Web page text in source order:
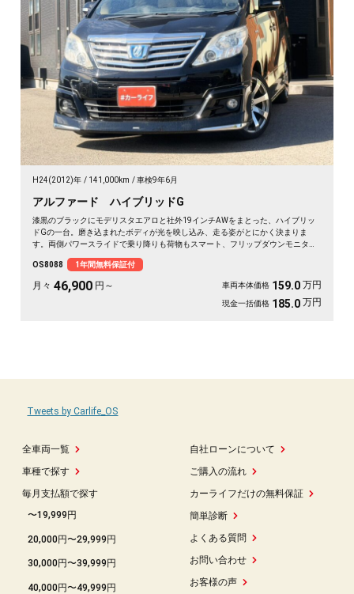
H24(2012)年 141,000km 車検9年6月
アルファード ハイブリッドG
漆黒のブラックにモデリスタエアロと社外19インチAWをまとった、ハイブリッ
ドGの一台。磨き込まれたボディが光を映し込み、走る姿がとにかく決まりま
す。両側パワースライドで乗り降りも荷物もスマート、フリップダウンモニター
しっかり安心です。仲間との遠出も、日々の送迎も、この存在感なら気分が上が
る🚗✨💎💺😎《1年保証付》
OS8088 1年間無料保証付
月々 46,900 円～ 車両本体価格 159.0 万円
現金一括価格 185.0 万円
全車両一覧
車種で探す
毎月支払額で探す
〜19,999円
20,000円〜29,999円
30,000円〜39,999円
40,000円〜49,999円
自社ローンについて
ご購入の流れ
カーライフだけの無料保証
簡単診断
よくある質問
お問い合わせ
お客様の声
Tweets by Carlife_OS